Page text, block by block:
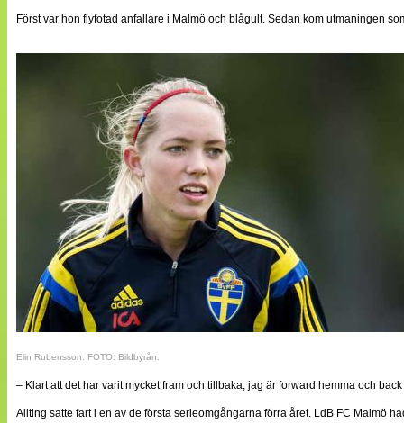
Bloggar
Webb-TV
Medlemsbilder
Till klubbkassan
NÄTverket
Split vision
Annonsera
Statistik
Tipsa Damfotboll
Kontakt
Först var hon flyfotad anfallare i Malmö och blågult. Sedan kom utmaningen
Elin Rubensson. FOTO: Bildbyrån.
– Klart att det har varit mycket fram och tillbaka, jag är forward hemma och
Allting satte fart i en av de första serieomgångarna förra året. LdB FC Malmö